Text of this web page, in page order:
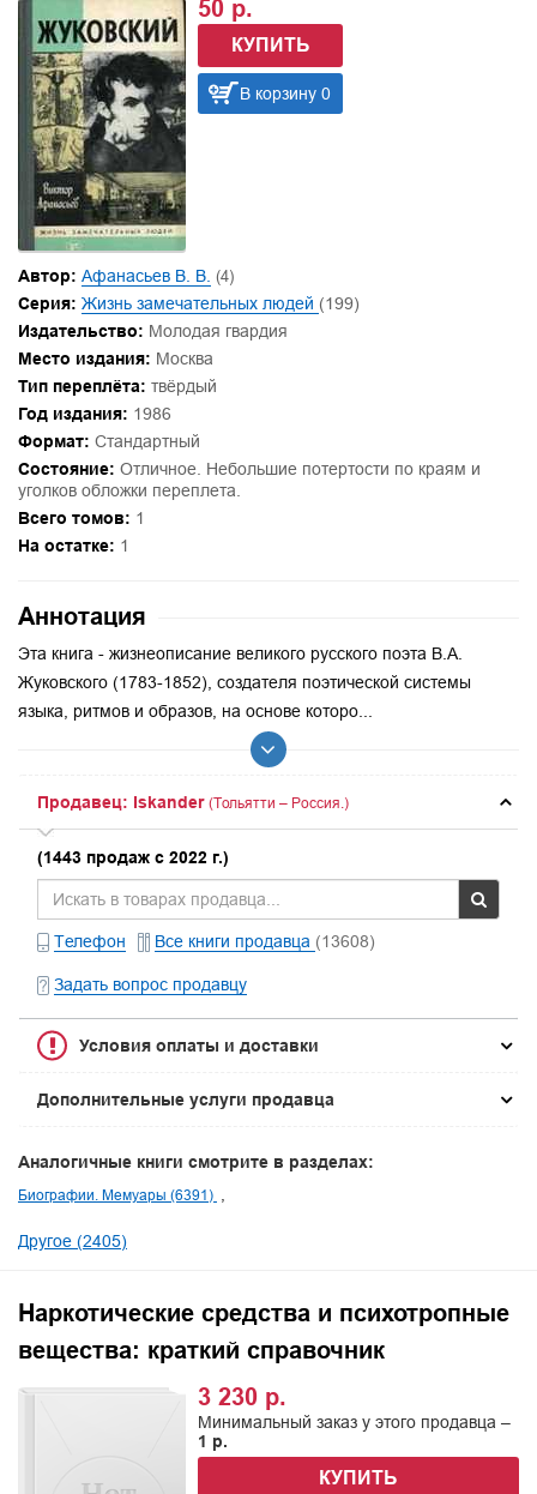
50 р.
КУПИТЬ
В корзину 0
Автор: Афанасьев В. В. (4)
Серия: Жизнь замечательных людей (199)
Издательство: Молодая гвардия
Место издания: Москва
Тип переплёта: твёрдый
Год издания: 1986
Формат: Стандартный
Состояние: Отличное. Небольшие потертости по краям и
уголков обложки переплета.
Всего томов: 1
На остатке: 1
Аннотация
Эта книга - жизнеописание великого русского поэта В.А.
Жуковского (1783-1852), создателя поэтической системы
языка, ритмов и образов, на основе которо...
Продавец: Iskander (Тольятти – Россия.)
(1443 продаж с 2022 г.)
Телефон Все книги продавца (13608)
Задать вопрос продавцу
Условия оплаты и доставки
Дополнительные услуги продавца
Аналогичные книги смотрите в разделах:
Биографии. Мемуары (6391)
Другое (2405)
Наркотические средства и психотропные
вещества: краткий справочник
3 230 р.
Минимальный заказ у этого продавца –
1 р.
КУПИТЬ